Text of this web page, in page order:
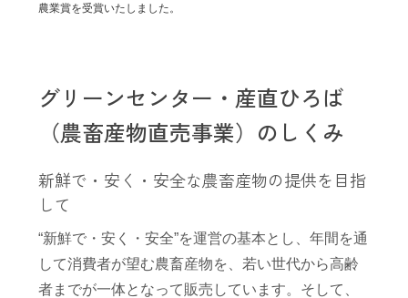
農業賞を受賞いたしました。
グリーンセンター・産直ひろば
（農畜産物直売事業）のしくみ
新鮮で・安く・安全な農畜産物の提供を目指
して
“新鮮で・安く・安全”を運営の基本とし、年間を通
して消費者が望む農畜産物を、若い世代から高齢
者までが一体となって販売しています。そして、